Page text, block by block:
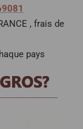
, frais de
pays